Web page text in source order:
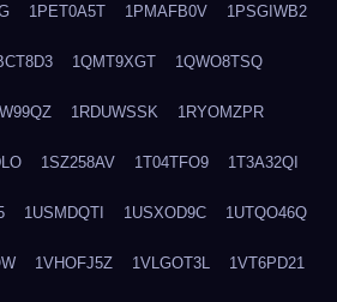
1PET0A5T 1PMAFB0V 1PSGIWB2
1QMT9XGT 1QWO8TSQ
1RDUWSSK 1RYOMZPR
1SZ258AV 1T04TFO9 1T3A32QI
1USMDQTI 1USXOD9C 1UTQO46Q
1VHOFJ5Z 1VLGOT3L 1VT6PD21